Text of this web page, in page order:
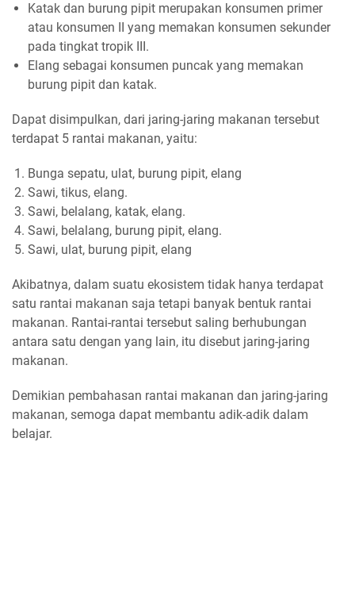
Katak dan burung pipit merupakan konsumen primer
atau konsumen II yang memakan konsumen sekunder
pada tingkat tropik III.
Elang sebagai konsumen puncak yang memakan
burung pipit dan katak.
Dapat disimpulkan, dari jaring-jaring makanan tersebut
terdapat 5 rantai makanan, yaitu:
Bunga sepatu, ulat, burung pipit, elang
Sawi, tikus, elang.
Sawi, belalang, katak, elang.
Sawi, belalang, burung pipit, elang.
Sawi, ulat, burung pipit, elang
Akibatnya, dalam suatu ekosistem tidak hanya terdapat
satu rantai makanan saja tetapi banyak bentuk rantai
makanan. Rantai-rantai tersebut saling berhubungan
antara satu dengan yang lain, itu disebut jaring-jaring
makanan.
Demikian pembahasan rantai makanan dan jaring-jaring
makanan, semoga dapat membantu adik-adik dalam
belajar.